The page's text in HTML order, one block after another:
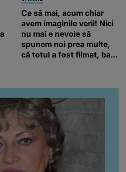
Ce să mai, acum chiar
avem imaginile verii! Nici
nu mai e nevoie să
spunem noi prea multe,
că totul a fost filmat, ba
da, frumoasa iubită a lui
Florin Ristei e...